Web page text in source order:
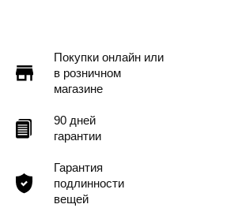
Покупки онлайн или
в розничном
магазине
90 дней
гарантии
Гарантия
подлинности
вещей